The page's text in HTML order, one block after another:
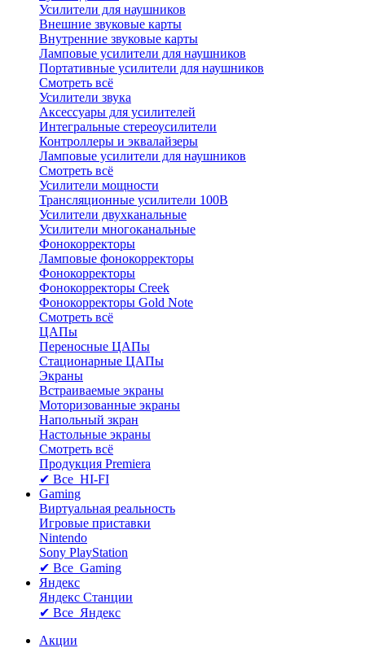
Усилители для наушников
Внешние звуковые карты
Внутренние звуковые карты
Ламповые усилители для наушников
Портативные усилители для наушников
Смотреть всё
Усилители звука
Аксессуары для усилителей
Интегральные стереоусилители
Контроллеры и эквалайзеры
Ламповые усилители для наушников
Смотреть всё
Усилители мощности
Трансляционные усилители 100В
Усилители двухканальные
Усилители многоканальные
Фонокорректоры
Ламповые фонокорректоры
Фонокорректоры
Фонокорректоры Creek
Фонокорректоры Gold Note
Смотреть всё
ЦАПы
Переносные ЦАПы
Стационарные ЦАПы
Экраны
Встраиваемые экраны
Моторизованные экраны
Напольный зкран
Настольные экраны
Смотреть всё
Продукция Premiera
✔ Все HI-FI
Gaming
Виртуальная реальность
Игровые приставки
Nintendo
Sony PlayStation
✔ Все Gaming
Яндекс
Яндекс Станции
✔ Все Яндекс
Акции